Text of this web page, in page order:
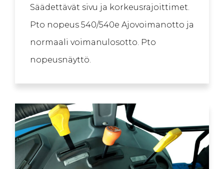
Säädettävät sivu ja korkeusrajoittimet.
Pto nopeus 540/540e Ajovoimanotto ja
normaali voimanulosotto. Pto
nopeusnäyttö.